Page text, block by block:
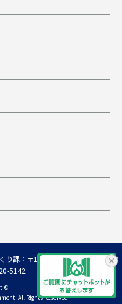
り課 ：〒163-8001 新宿区西新宿2-8-
5142
©
All Rights Reserved.